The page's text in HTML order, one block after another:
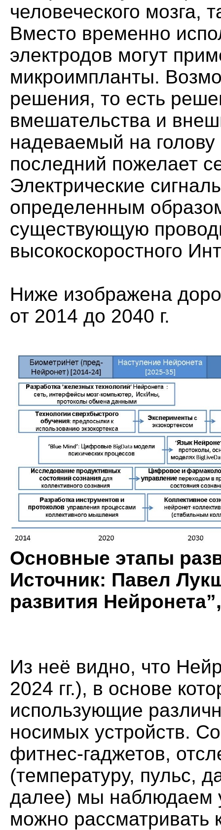
человеческого мозга,
Вместо временно
электродов могут
микроимпланты.
решения, то есть
вмешательства и
надеваемый на голову
последний пожелает
Электрические
определенным
существующую
высокоскоростного
Ниже изображена
от 2014 до 2040 г.
Основные этапы
Источник: Павел
развития
Из неё видно, что
2024 гг.), в основе
использующие
носимых устройств.
фитнес-гаджетов,
(температуру, пульс,
далее) мы наблюдаем
можно рассматривать